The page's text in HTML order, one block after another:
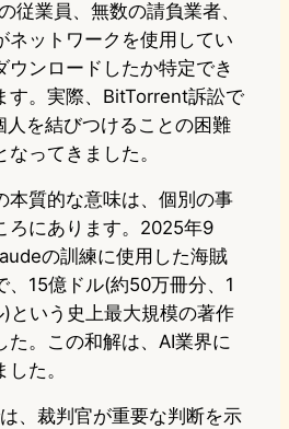
従業員、無数の請負業者、
ネットワークを使用してい
ウンロードしたか特定でき
す。実際、BitTorrent訴訟で
人を結びつけることの困難
ってきました。
本質的な意味は、個別の事
ろにあります。2025年9
の訓練に使用した海賊
、15億ドル(約50万冊分、1
という史上最大規模の著作
た。この和解は、AI業界に
た。
、裁判官が重要な判断を示